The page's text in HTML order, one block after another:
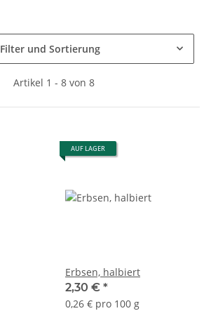
Filter und Sortierung
Artikel 1 - 8 von 8
AUF LAGER
Erbsen, halbiert
2,30 € *
0,26 € pro 100 g